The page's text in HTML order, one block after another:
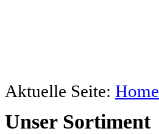
Aktuelle Seite: Home
UnserSortiment